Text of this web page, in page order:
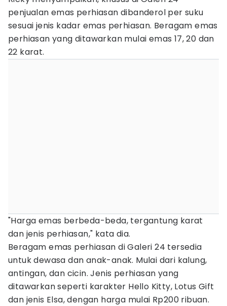
penjualan emas perhiasan dibanderol per suku
sesuai jenis kadar emas perhiasan. Beragam emas
perhiasan yang ditawarkan mulai emas 17, 20 dan
22 karat.
"Harga emas berbeda-beda, tergantung karat
dan jenis perhiasan," kata dia.
Beragam emas perhiasan di Galeri 24 tersedia
untuk dewasa dan anak-anak. Mulai dari kalung,
antingan, dan cicin. Jenis perhiasan yang
ditawarkan seperti karakter Hello Kitty, Lotus Gift
dan jenis Elsa, dengan harga mulai Rp200 ribuan.